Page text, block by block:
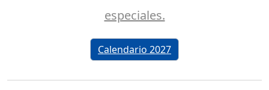
especiales.
Calendario 2027